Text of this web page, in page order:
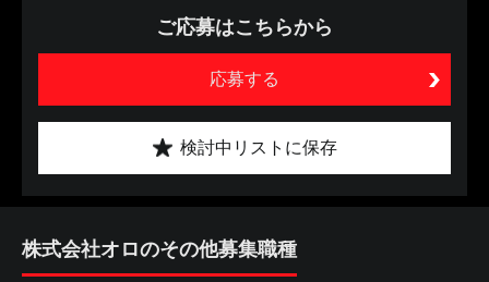
ご応募はこちらから
応募する
検討中リストに保存
株式会社オロのその他募集職種